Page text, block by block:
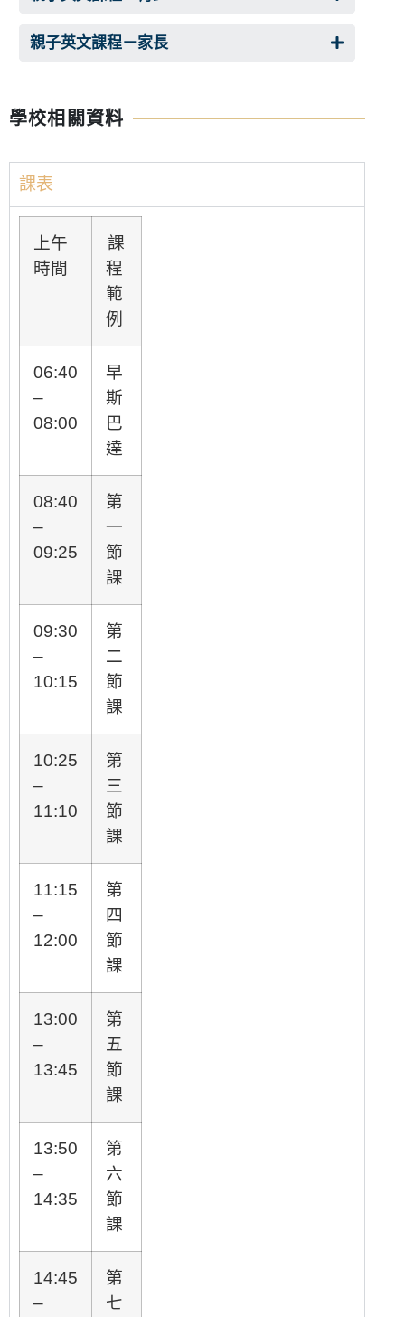
親子英文課程－家長
學校相關資料
課表
上午
時間
課
程
範
例
06:40
–
08:00
早
斯
巴
達
08:40
–
09:25
第
一
節
課
09:30
–
10:15
第
二
節
課
10:25
–
11:10
第
三
節
課
11:15
–
12:00
第
四
節
課
13:00
–
13:45
第
五
節
課
13:50
–
14:35
第
六
節
課
14:45
–
第
七